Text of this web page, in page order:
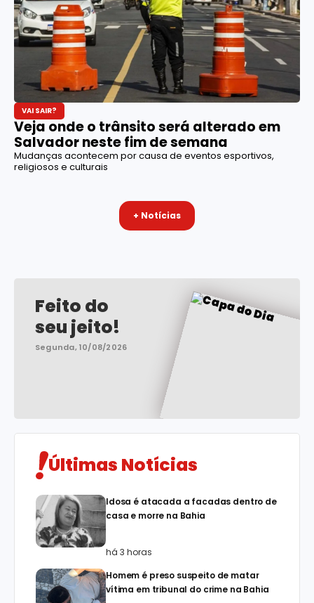
VAI SAIR?
Veja onde o trânsito será alterado em
Salvador neste fim de semana
Mudanças acontecem por causa de eventos esportivos,
religiosos e culturais
+ Notícias
Feito do
seu jeito!
Segunda, 10/08/2026
Últimas Notícias
Idosa é atacada a facadas dentro de
casa e morre na Bahia
há 3 horas
Homem é preso suspeito de matar
vítima em tribunal do crime na Bahia